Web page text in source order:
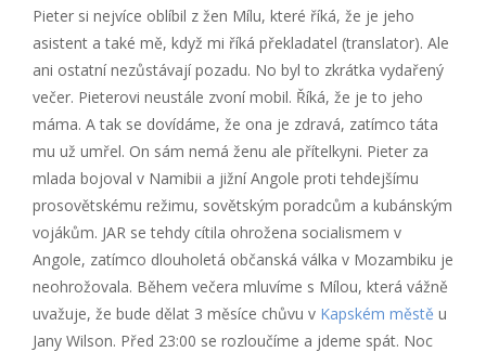
Pieter si nejvíce oblíbil z žen Mílu, které říká, že je jeho
asistent a také mě, když mi říká překladatel (translator). Ale
ani ostatní nezůstávají pozadu. No byl to zkrátka vydařený
večer. Pieterovi neustále zvoní mobil. Říká, že je to jeho
máma. A tak se dovídáme, že ona je zdravá, zatímco táta
mu už umřel. On sám nemá ženu ale přítelkyni. Pieter za
mlada bojoval v Namibii a jižní Angole proti tehdejšímu
prosovětskému režimu, sovětským poradcům a kubánským
vojákům. JAR se tehdy cítila ohrožena socialismem v
Angole, zatímco dlouholetá občanská válka v Mozambiku je
neohrožovala. Během večera mluvíme s Mílou, která vážně
uvažuje, že bude dělat 3 měsíce chůvu v Kapském městě u
Jany Wilson. Před 23:00 se rozloučíme a jdeme spát. Noc